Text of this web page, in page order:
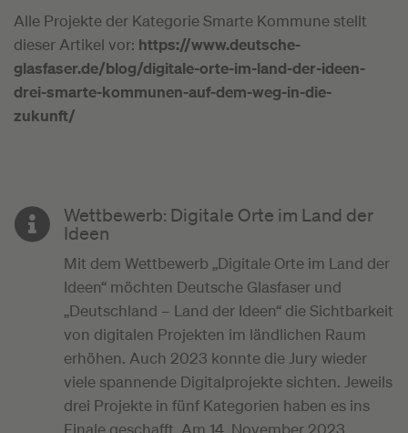
Alle Projekte der Kategorie Smarte Kommune stellt
dieser Artikel vor: https://www.deutsche-
glasfaser.de/blog/digitale-orte-im-land-der-ideen-
drei-smarte-kommunen-auf-dem-weg-in-die-
zukunft/
Wettbewerb: Digitale Orte im Land der
Ideen
Mit dem Wettbewerb „Digitale Orte im Land der
Ideen“ möchten Deutsche Glasfaser und
„Deutschland – Land der Ideen“ die Sichtbarkeit
von digitalen Projekten im ländlichen Raum
erhöhen. Auch 2023 konnte die Jury wieder
viele spannende Digitalprojekte sichten. Jeweils
drei Projekte in fünf Kategorien haben es ins
Finale geschafft. Am 14. November 2023